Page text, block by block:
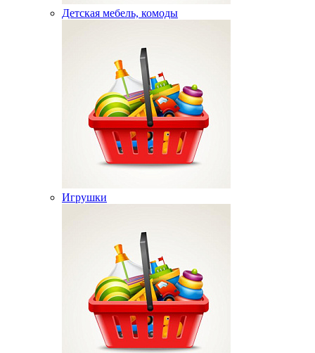
Детская мебель, комоды
Игрушки